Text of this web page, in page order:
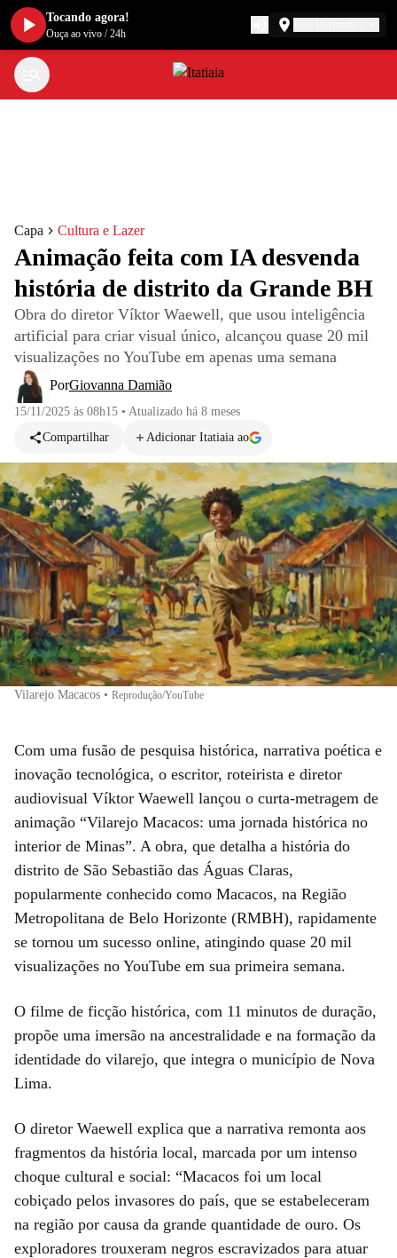
Capa Cultura e Lazer
Animação feita com IA desvenda
história de distrito da Grande BH
Obra do diretor Víktor Waewell, que usou inteligência
artificial para criar visual único, alcançou quase 20 mil
visualizações no YouTube em apenas uma semana
PorGiovanna Damião
15/11/2025 às 08h15 • Atualizado há 8 meses
Compartilhar
Adicionar Itatiaia ao
Vilarejo Macacos • Reprodução/YouTube
Com uma fusão de pesquisa histórica, narrativa poética e
inovação tecnológica, o escritor, roteirista e diretor
audiovisual Víktor Waewell lançou o curta-metragem de
animação “Vilarejo Macacos: uma jornada histórica no
interior de Minas”. A obra, que detalha a história do
distrito de São Sebastião das Águas Claras,
popularmente conhecido como Macacos, na Região
Metropolitana de Belo Horizonte (RMBH), rapidamente
se tornou um sucesso online, atingindo quase 20 mil
visualizações no YouTube em sua primeira semana.
O filme de ficção histórica, com 11 minutos de duração,
propõe uma imersão na ancestralidade e na formação da
identidade do vilarejo, que integra o município de Nova
Lima.
O diretor Waewell explica que a narrativa remonta aos
fragmentos da história local, marcada por um intenso
choque cultural e social: “Macacos foi um local
cobiçado pelos invasores do país, que se estabeleceram
na região por causa da grande quantidade de ouro. Os
exploradores trouxeram negros escravizados para atuar
Tocando agora!
Ouça ao vivo /24h